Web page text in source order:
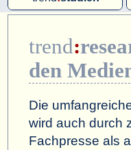
Single-Client-Studien
Internationale Markt Reports
trend:
den
Die
wird auch durch
Fachpresse als